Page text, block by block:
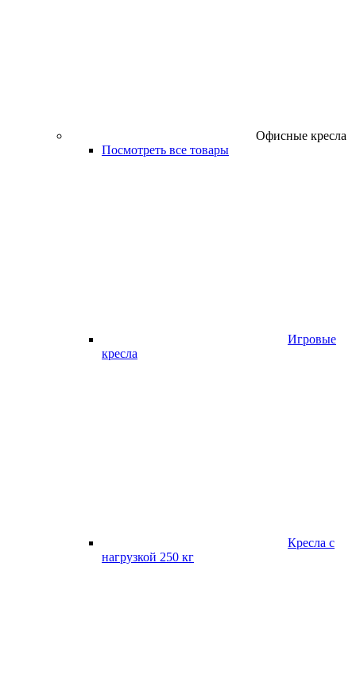
Офисные кресла
Посмотреть все товары
Игровые
кресла
Кресла с
нагрузкой 250 кг